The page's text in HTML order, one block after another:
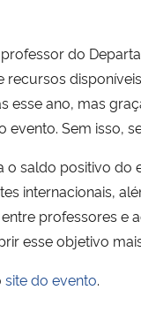
do
recursos
esse ano, mas
evento. Sem isso,
saldo positivo
internacionais,
professores e
esse objetivo
site do evento.